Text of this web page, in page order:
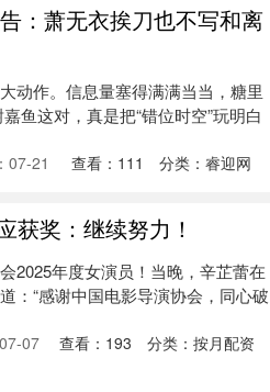
：萧无衣挨刀也不写和离
动作。信息量塞得满满当当，糖里
鱼这对，真是把“错位时空”玩明白
07-21 查看： 111 分类：睿迎网
获奖：继续努力！
2025年度女演员！当晚，辛芷蕾在
：“感谢中国电影导演协会，同心破
07 查看： 193 分类： 按月配资